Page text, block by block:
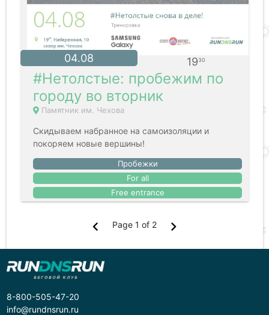
04.08 1930
#Нетолстые: пробежим по
городу во вторник
Памятник им. Чехова
Скидываем набранное на самоизоляции и
покоряем новые вершины!
Пробежки
For all
Free entrance
chevron_left Page 1 of 2 chevron_right
8-800-505-47-20
info@rundnsrun.ru